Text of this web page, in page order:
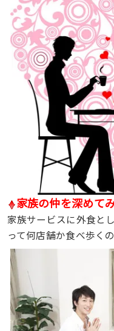
家族の仲を深めて
家族サービスに外食と
って何店舗か食べ歩く